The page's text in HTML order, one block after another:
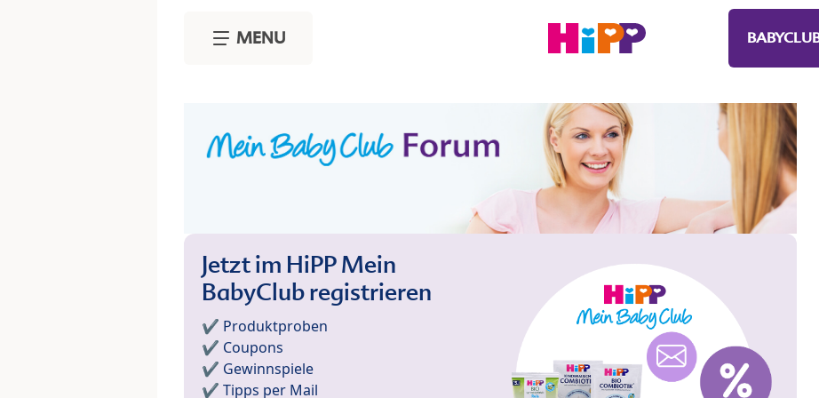
MENU
Jetzt im HiPP Mein
BabyClub registrieren
✔️ Produktproben
✔️ Coupons
✔️ Gewinnspiele
✔️ Tipps per Mail